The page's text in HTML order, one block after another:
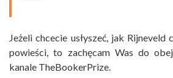
Jeżeli chcecie usłyszeć, jak
powieści, to zachęcam Was do
kanale TheBookerPrize.